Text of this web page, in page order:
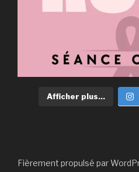
Afficher plus...
Fièrement propulsé par